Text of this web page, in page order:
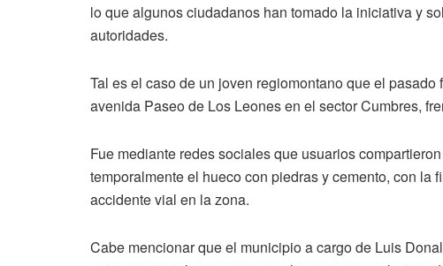
lo que algunos ciudadanos han tomado la iniciativa y
autoridades.
Tal es el caso de un joven regiomontano que el pasado
avenida Paseo de Los Leones en el sector Cumbres,
Fue mediante redes sociales que usuarios
temporalmente el hueco con piedras y cemento, con
accidente vial en la zona.
Cabe mencionar que el municipio a cargo de Luis